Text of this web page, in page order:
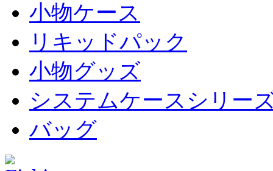
小物ケース
リキッドパック
小物グッズ
システムケースシリー
バッグ